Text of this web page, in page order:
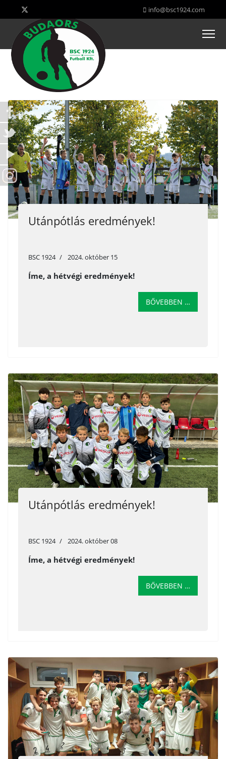
info@bsc1924.com
Utánpótlás eredmények!
BSC 1924 2024. október 15
Íme, a hétvégi eredmények!
BŐVEBBEN …
Utánpótlás eredmények!
BSC 1924 2024. október 08
Íme, a hétvégi eredmények!
BŐVEBBEN …